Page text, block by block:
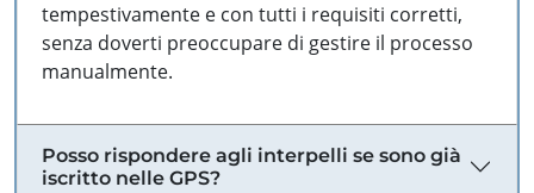
tempestivamente e con tutti i requisiti corretti,
senza doverti preoccupare di gestire il processo
manualmente.
Posso rispondere agli interpelli se sono già
iscritto nelle GPS?